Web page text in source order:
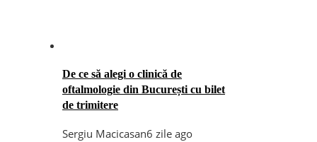
De ce să alegi o clinică de
oftalmologie din București cu bilet
de trimitere
Sergiu Macicasan6 zile ago